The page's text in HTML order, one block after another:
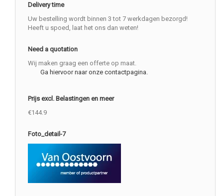
Delivery time
Uw bestelling wordt binnen 3 tot 7 werkdagen bezorgd!
Heeft u spoed, laat het ons dan weten!
Need a quotation
Wij maken graag een offerte op maat.
Ga hiervoor naar onze contactpagina.
Prijs excl. Belastingen en meer
€144.9
Foto_detail-7